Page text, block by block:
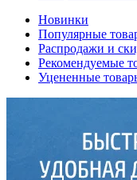
Новинки
Популярные
Распродажи и
Рекомендуемые
Уцененные